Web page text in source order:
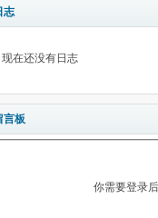
志
现在还没有日志
言板
你需要登录